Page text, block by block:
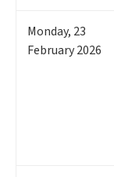
Monday, 23
February 2026